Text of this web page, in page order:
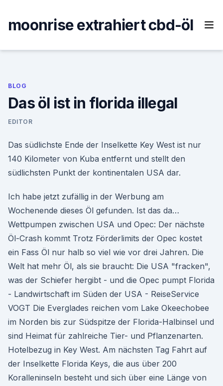
content
moonrise extrahiert cbd-öl
BLOG
Das öl ist in florida illegal
EDITOR
Das südlichste Ende der Inselkette Key West ist nur
140 Kilometer von Kuba entfernt und stellt den
südlichsten Punkt der kontinentalen USA dar.
Ich habe jetzt zufällig in der Werbung am
Wochenende dieses Öl gefunden. Ist das da…
Wettpumpen zwischen USA und Opec: Der nächste
Öl-Crash kommt Trotz Förderlimits der Opec kostet
ein Fass Öl nur halb so viel wie vor drei Jahren. Die
Welt hat mehr Öl, als sie braucht: Die USA "fracken",
was der Schiefer hergibt - und die Opec pumpt Florida
- Landwirtschaft im Süden der USA - ReiseService
VOGT Die Everglades reichen vom Lake Okeechobee
im Norden bis zur Südspitze der Florida-Halbinsel und
sind Heimat für zahlreiche Tier- und Pflanzenarten.
Hotelbezug in Key West. Am nächsten Tag Fahrt auf
der Inselkette Florida Keys, die aus über 200
Koralleninseln besteht und sich über eine Länge von